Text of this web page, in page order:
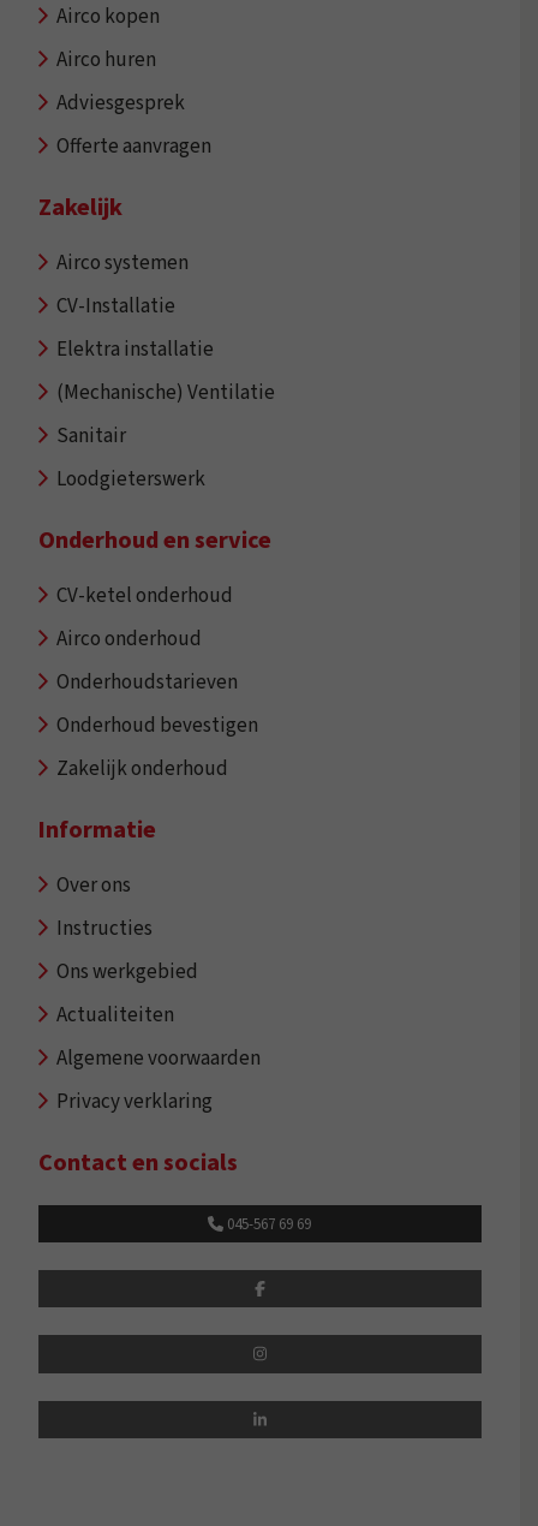
Airco kopen
Airco huren
Adviesgesprek
Offerte aanvragen
Zakelijk
Airco systemen
CV-Installatie
Elektra installatie
(Mechanische) Ventilatie
Sanitair
Loodgieterswerk
Onderhoud en service
CV-ketel onderhoud
Airco onderhoud
Onderhoudstarieven
Onderhoud bevestigen
Zakelijk onderhoud
Informatie
Over ons
Instructies
Ons werkgebied
Actualiteiten
Algemene voorwaarden
Privacy verklaring
Contact en socials
045-567 69 69